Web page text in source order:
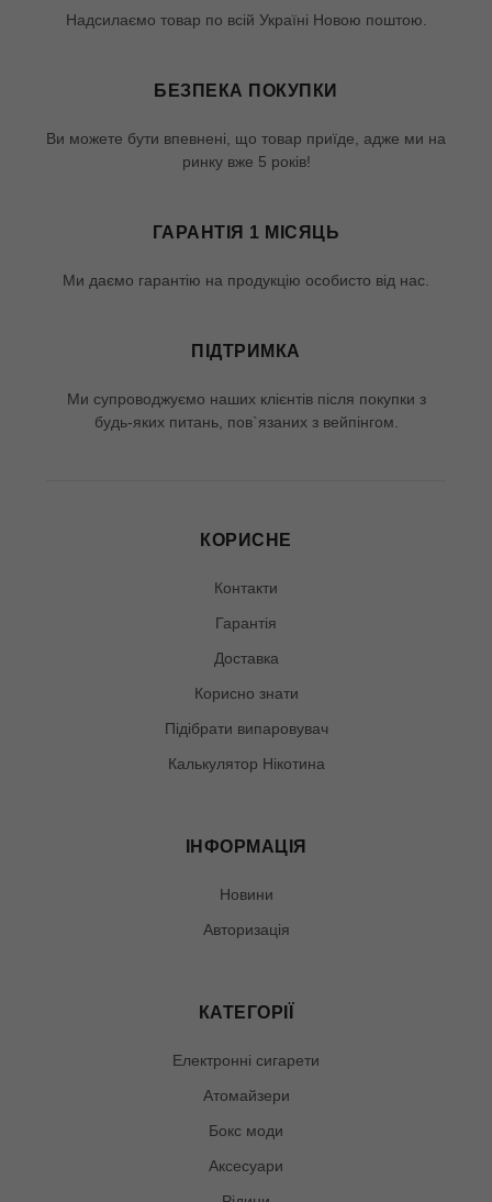
Надсилаємо товар по всій Україні Новою поштою.
БЕЗПЕКА ПОКУПКИ
Ви можете бути впевнені, що товар приїде, адже ми на
ринку вже 5 років!
ГАРАНТІЯ 1 МІСЯЦЬ
Ми даємо гарантію на продукцію особисто від нас.
ПІДТРИМКА
Ми супроводжуємо наших клієнтів після покупки з
будь-яких питань, пов`язаних з вейпінгом.
КОРИСНЕ
Контакти
Гарантія
Доставка
Корисно знати
Підібрати випаровувач
Калькулятор Нікотина
ІНФОРМАЦІЯ
Новини
Авторизація
КАТЕГОРІЇ
Електронні сигарети
Атомайзери
Бокс моди
Аксесуари